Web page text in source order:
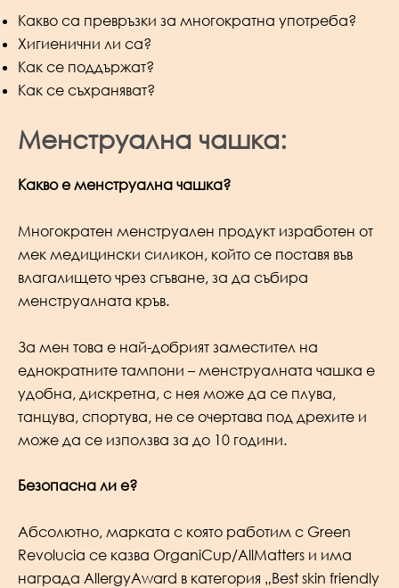
Какво са превръзки за многократна употреба?
Хигиенични ли са?
Как се поддържат?
Как се съхраняват?
Менструална чашка:
Какво е менструална чашка?
Многократен менструален продукт изработен от
мек медицински силикон, който се поставя във
влагалището чрез сгъване, за да събира
менструалната кръв.
За мен това е най-добрият заместител на
еднократните тампони – менструалната чашка е
удобна, дискретна, с нея може да се плува,
танцува, спортува, не се очертава под дрехите и
може да се използва за до 10 години.
Безопасна ли е?
Абсолютно, марката с която работим с Green
Revolucia се казва OrganiCup/AllMatters и има
награда AllergyAward в категория „Best skin friendly